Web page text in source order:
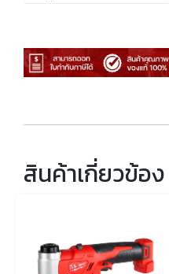
สินค้าเกี่ยวข้อง